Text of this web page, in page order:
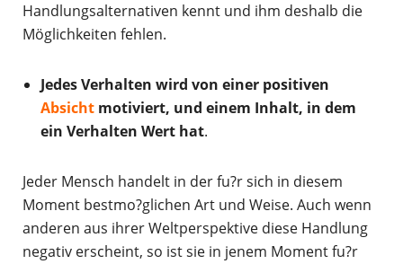
Handlungsalternativen kennt und ihm deshalb die
Möglichkeiten fehlen.
Jedes Verhalten wird von einer positiven
Absicht motiviert, und einem Inhalt, in dem
ein Verhalten Wert hat.
Jeder Mensch handelt in der fu?r sich in diesem
Moment bestmo?glichen Art und Weise. Auch wenn
anderen aus ihrer Weltperspektive diese Handlung
negativ erscheint, so ist sie in jenem Moment fu?r